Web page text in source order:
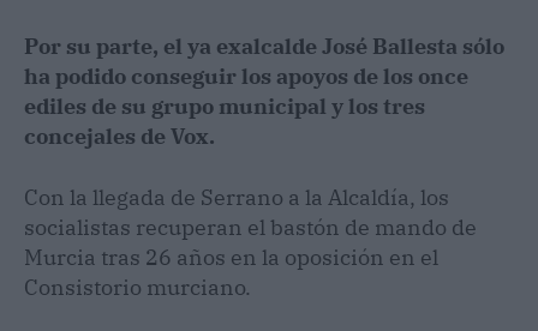
Por su parte, el ya exalcalde José Ballesta sólo
ha podido conseguir los apoyos de los once
ediles de su grupo municipal y los tres
concejales de Vox.
Con la llegada de Serrano a la Alcaldía, los
socialistas recuperan el bastón de mando de
Murcia tras 26 años en la oposición en el
Consistorio murciano.